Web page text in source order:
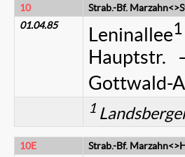
10
Strab.-Bf.
01.04.85
Leninallee1
Hauptstr.
Gottwald-
1
10E
Strab.-Bf.